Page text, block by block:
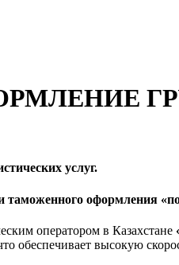
услуг.
таможенного оформления
оператором в Казахстане
обеспечивает высокую